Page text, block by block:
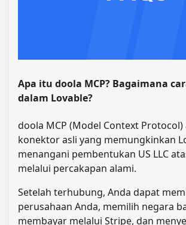
Apa itu doola MCP? Bagaimana
dalam Lovable?
doola MCP (Model Context Protocol)
konektor asli yang memungkinkan
menangani pembentukan US LLC
melalui percakapan alami.
Setelah terhubung, Anda dapat
perusahaan Anda, memilih negara
membayar melalui Stripe, dan